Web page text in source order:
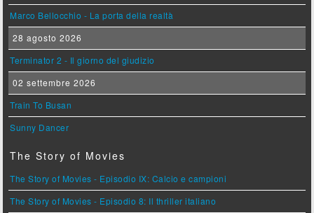
Marco Bellocchio - La porta della realtà
28 agosto 2026
Terminator 2 - Il giorno del giudizio
02 settembre 2026
Train To Busan
Sunny Dancer
The Story of Movies
The Story of Movies - Episodio IX: Calcio e campioni
The Story of Movies - Episodio 8: Il thriller italiano